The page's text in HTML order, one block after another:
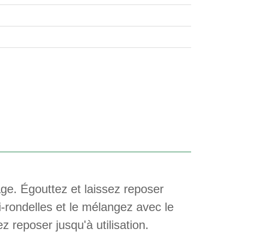
Égouttez et laissez reposer
et le mélangez avec le
reposer jusqu'à utilisation.